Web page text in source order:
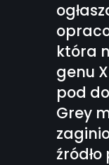
która
genu
pod
Grey